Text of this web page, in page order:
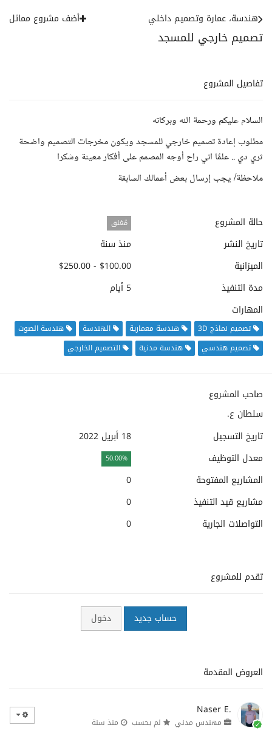
تصميم خارجي للمسجد
هندسة، عمارة وتصميم داخلي أضف مشروع مماثل
تفاصيل المشروع
السلام عليكم ورحمة الله وبركاته
مطلوب إعادة تصميم خارجي للمسجد ويكون مخرجات التصميم واضحة
ثري دي .. علمًا اني راح أوجه المصمم على أفكار معينة وشكرا
ملاحظة/ يجب إرسال بعض أعمالك السابقة
حالة المشروع مُغلق
تاريخ النشر
منذ سنة
الميزانية
$100.00 - $250.00
مدة التنفيذ
5 أيام
المهارات
تصميم نماذج 3D هندسة معمارية الهندسة
هندسة الصوت
تصميم هندسي
هندسة مدنية التصميم الخارجي
صاحب المشروع
سلطان ع.
تاريخ التسجيل
18 أبريل 2022
معدل التوظيف
50.00%
المشاريع المفتوحة
0
مشاريع قيد التنفيذ
0
التواصلات الجارية
0
تقدم للمشروع
حساب جديد دخول
العروض المقدمة
Naser E.
مهندس مدني لم يحسب منذ سنة